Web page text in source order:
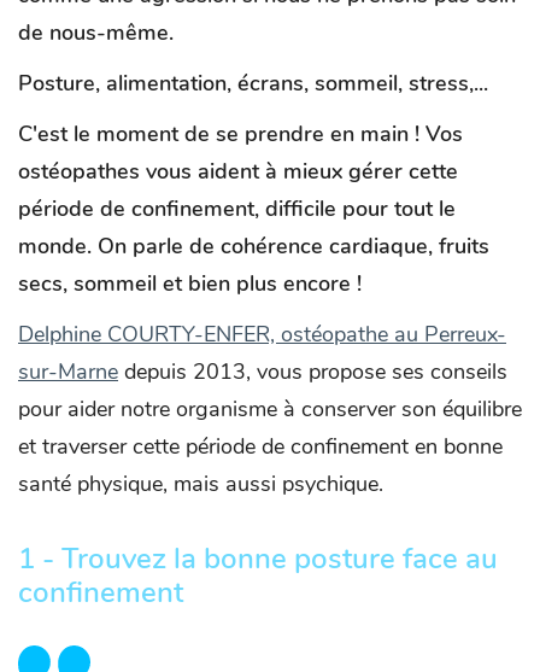
de nous-même.
Posture, alimentation, écrans, sommeil, stress,...
C'est le moment de se prendre en main ! Vos
ostéopathes vous aident à mieux gérer cette
période de confinement, difficile pour tout le
monde. On parle de cohérence cardiaque, fruits
secs, sommeil et bien plus encore !
Delphine COURTY-ENFER, ostéopathe au Perreux-
sur-Marne depuis 2013, vous propose ses conseils
pour aider notre organisme à conserver son équilibre
et traverser cette période de confinement en bonne
santé physique, mais aussi psychique.
1 - Trouvez la bonne posture face au
confinement